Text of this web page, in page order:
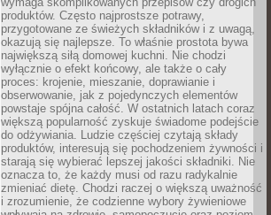
produktów. Często najprostsze potrawy,
przygotowane ze świeżych składników i z uwagą,
okazują się najlepsze. To właśnie prostota bywa
największą siłą domowej kuchni. Nie chodzi
wyłącznie o efekt końcowy, ale także o cały
proces: krojenie, mieszanie, doprawianie i
obserwowanie, jak z pojedynczych elementów
powstaje spójna całość. W ostatnich latach coraz
większą popularność zyskuje świadome podejście
do odżywiania. Ludzie częściej czytają składy
produktów, interesują się pochodzeniem żywności i
starają się wybierać lepszej jakości składniki. Nie
oznacza to, że każdy musi od razu radykalnie
zmieniać dietę. Chodzi raczej o większą uważność
i zrozumienie, że codzienne wybory żywieniowe